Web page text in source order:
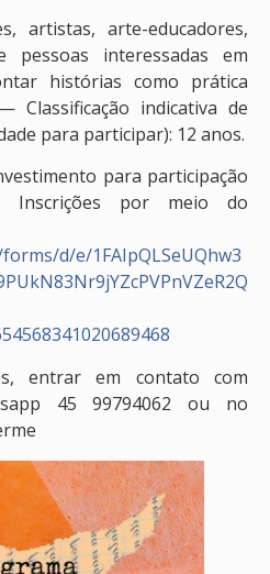
artistas, arte-educadores,
pessoas interessadas em
histórias como prática
Classificação indicativa de
para participar): 12 anos.
para participação
Inscrições por meio do
d/e/1FAIpQLSeUQhw3
entrar em contato com
45 99794062 ou no